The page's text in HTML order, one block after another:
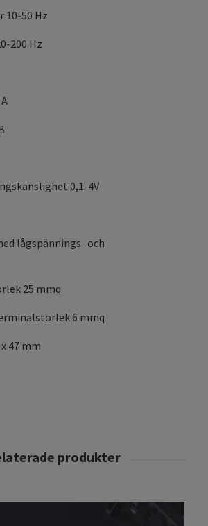
10-50 Hz
200 Hz
0,1-4V
lågspännings- och
25 mmq
6 mmq
47 mm